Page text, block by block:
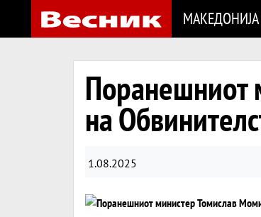
МАКЕДОНИЈА
Поранешниот
на
1.08.2025